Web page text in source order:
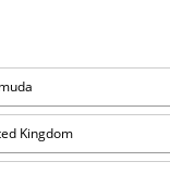
Kingdom